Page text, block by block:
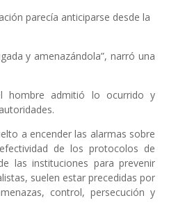
parecía anticiparse desde la
y amenazándola”, narró una
hombre admitió lo ocurrido y
a encender las alarmas sobre
de los protocolos de
las instituciones para prevenir
suelen estar precedidas por
control, persecución y